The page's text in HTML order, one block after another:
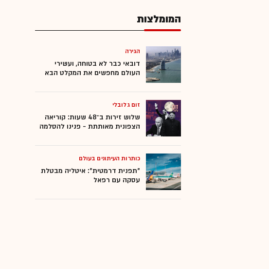
המומלצות
הגירה
דובאי כבר לא בטוחה, ועשירי
העולם מחפשים את המקלט הבא
זום גלובלי
שלוש זירות ב־48 שעות: קוריאה
הצפונית מאותתת - פנינו להסלמה
כותרות העיתונים בעולם
"תפנית דרמטית": איטליה מבטלת
עסקה עם רפאל